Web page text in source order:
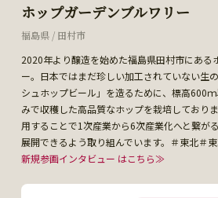
ホップガーデンブルワリー
福島県 / 田村市
2020年より醸造を始めた福島県田村市にある
ー。日本ではまだ珍しい加工されていない生
シュホップビール」を造るために、標高600
みで収穫した高品質なホップを栽培しており
用することで1次産業から6次産業化へと繋が
展開できるよう取り組んでいます。＃東北＃
新規参画インタビュー はこちら≫